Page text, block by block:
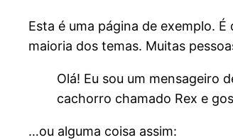
Esta é uma página de exemplo.
maioria dos temas. Muitas
Olá! Eu sou um mensageiro
cachorro chamado Rex e
…ou alguma coisa assim: